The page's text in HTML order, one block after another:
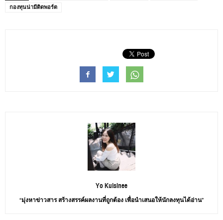
กองทุนน่ามีติดพอร์ต
Yo Kulsinee
“มุ่งหาข่าวสาร สร้างสรรค์ผลงานที่ถูกต้อง เพื่อนำเสนอให้นักลงทุนได้อ่าน”